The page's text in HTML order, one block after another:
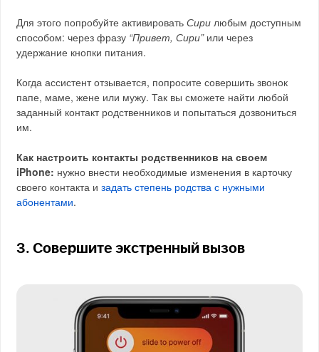
Для этого попробуйте активироватьСири любым доступным
способом: через фразу “Привет, Сири”или через
удержание кнопки питания.
Когда ассистент отзывается, попросите совершить звонок
папе, маме, жене или мужу. Так вы сможете найти любой
заданный контакт родственников и попытаться дозвониться
им.
Как настроить контакты родственников на своем
iPhone: нужно внести необходимые изменения в карточку
своего контакта изадать степень родства с нужными
абонентами.
3. Совершите экстренный вызов